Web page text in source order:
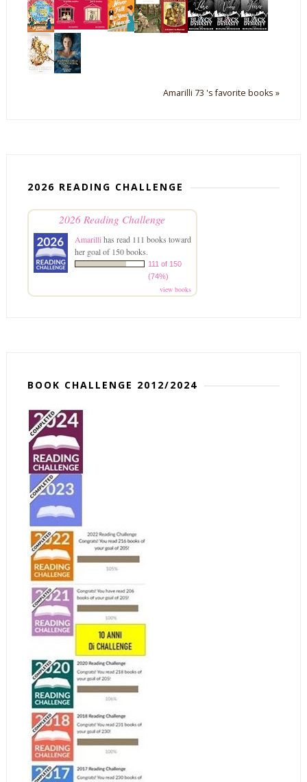
Amarilli 73 's favorite books »
2026 READING CHALLENGE
2026 Reading Challenge
Amarillihas read 111 books toward
her goal of 150 books.
111 of 150
(74%)
view books
BOOK CHALLENGE 2012/2024